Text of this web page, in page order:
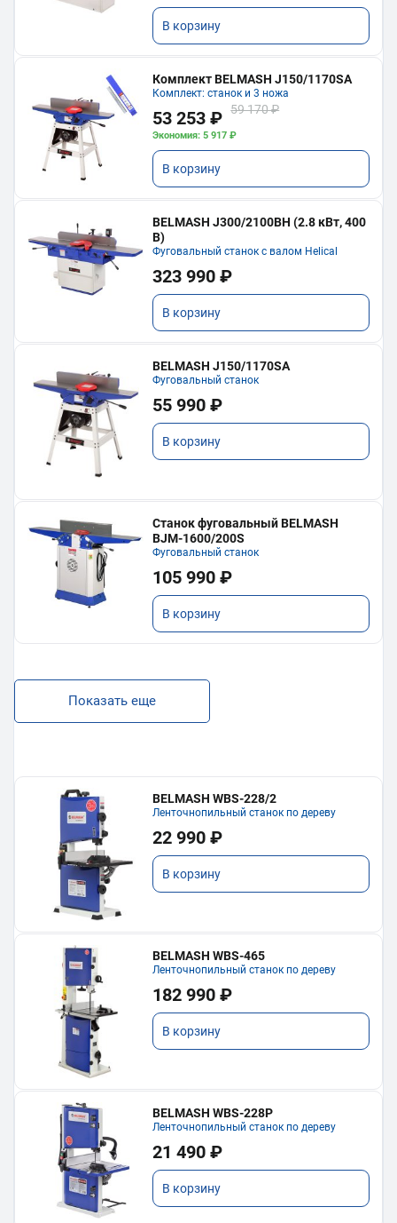
В корзину
Комплект BELMASH J150/1170SA
Комплект: станок и 3 ножа
53 253 ₽ 59 170 ₽
Экономия: 5 917 ₽
В корзину
BELMASH J300/2100ВH (2.8 кВт, 400
В)
Фуговальный станок с валом Helical
323 990 ₽
В корзину
BELMASH J150/1170SA
Фуговальный станок
55 990 ₽
В корзину
Станок фуговальный BELMASH
BJM-1600/200S
Фуговальный станок
105 990 ₽
В корзину
Показать еще
BELMASH WBS-228/2
Ленточнопильный станок по дереву
22 990 ₽
В корзину
BELMASH WBS-465
Ленточнопильный станок по дереву
182 990 ₽
В корзину
BELMASH WBS-228P
Ленточнопильный станок по дереву
21 490 ₽
В корзину